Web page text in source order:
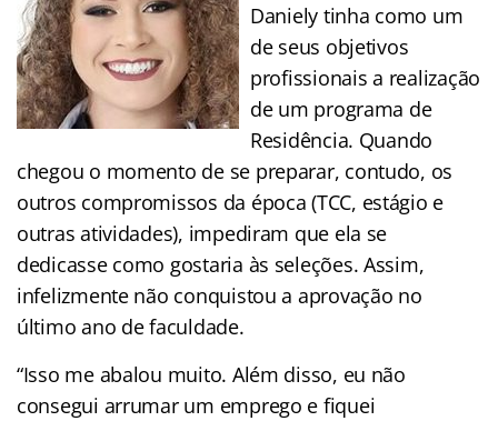
Daniely tinha como um
de seus objetivos
profissionais a realização
de um programa de
Residência. Quando
chegou o momento de se preparar, contudo, os
outros compromissos da época (TCC, estágio e
outras atividades), impediram que ela se
dedicasse como gostaria às seleções. Assim,
infelizmente não conquistou a aprovação no
último ano de faculdade.
“Isso me abalou muito. Além disso, eu não
consegui arrumar um emprego e fiquei